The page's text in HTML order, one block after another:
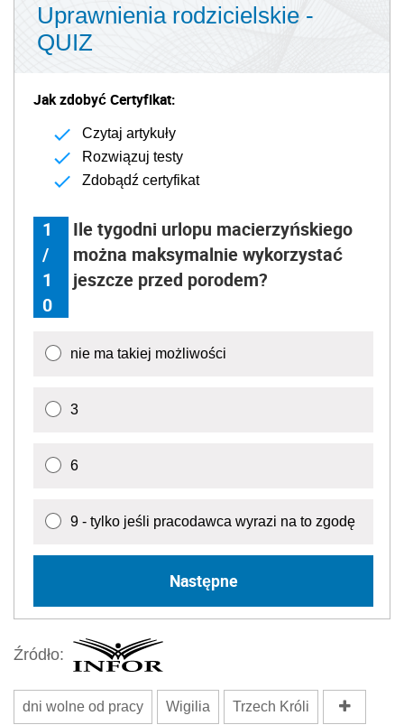
Uprawnienia rodzicielskie -
QUIZ
Jak zdobyć Certyfikat:
Czytaj artykuły
Rozwiązuj testy
Zdobądź certyfikat
1
/
1
0
Ile tygodni urlopu macierzyńskiego
można maksymalnie wykorzystać
jeszcze przed porodem?
nie ma takiej możliwości
3
6
9 - tylko jeśli pracodawca wyrazi na to zgodę
Następne
Źródło:
dni wolne od pracy Wigilia Trzech Króli